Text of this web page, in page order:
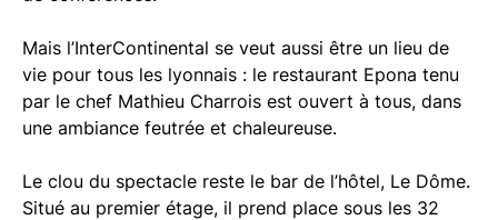
Mais l’InterContinental se veut aussi être un lieu de
vie pour tous les lyonnais : le restaurant Epona tenu
par le chef Mathieu Charrois est ouvert à tous, dans
une ambiance feutrée et chaleureuse.
Le clou du spectacle reste le bar de l’hôtel, Le Dôme.
Situé au premier étage, il prend place sous les 32